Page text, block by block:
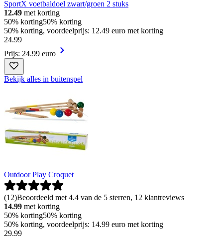
SportX voetbaldoel zwart/groen 2 stuks
12.49 met korting
50% korting50% korting
50% korting, voordeelprijs: 12.49 euro met korting
24.99
Prijs: 24.99 euro
Bekijk alles in buitenspel
Outdoor Play Croquet
(12)Beoordeeld met 4.4 van de 5 sterren, 12 klantreviews
14.99 met korting
50% korting50% korting
50% korting, voordeelprijs: 14.99 euro met korting
29.99